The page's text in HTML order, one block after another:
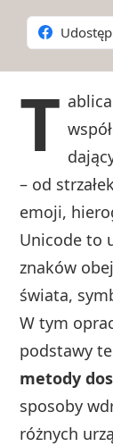
T
– od
emoji,
Unicode to
znaków
świata,
W tym
podstawy
metody
sposoby
różnych